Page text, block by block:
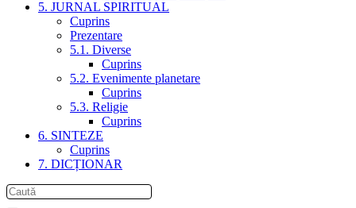
5. JURNAL SPIRITUAL
Cuprins
Prezentare
5.1. Diverse
Cuprins
5.2. Evenimente planetare
Cuprins
5.3. Religie
Cuprins
6. SINTEZE
Cuprins
7. DICȚIONAR